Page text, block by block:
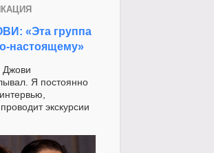
«Эта группа
настоящему»
Джови
Я постоянно
экскурсии